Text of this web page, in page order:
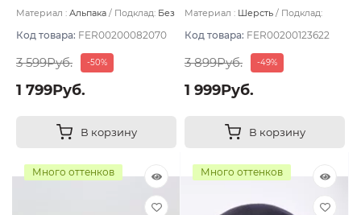
Материал : Альпака Подклад: Без
Код товара: FER00200082070
3 599Руб. -50%
1 799Руб.
В корзину
бежевый размер 56-58
Материал : Шерсть
Подклад:
Код товара: FER00200123622
3 899Руб. -49%
1 999Руб.
В корзину
Много оттенков Много оттенков